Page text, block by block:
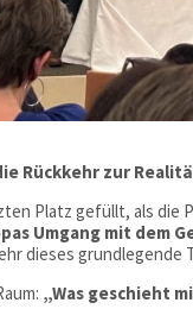
Rückkehr zur
Platz gefüllt, als
Umgang mit dem
dieses grundlegende
„Was geschieht